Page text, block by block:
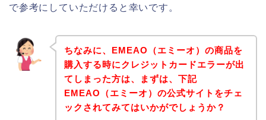
で参考にしていただけると幸いです。
ちなみに、EMEAO（エミーオ）の商品を
購入する時にクレジットカードエラーが出
てしまった方は、まずは、下記
EMEAO（エミーオ）の公式サイトをチェ
ックされてみてはいかがでしょうか？